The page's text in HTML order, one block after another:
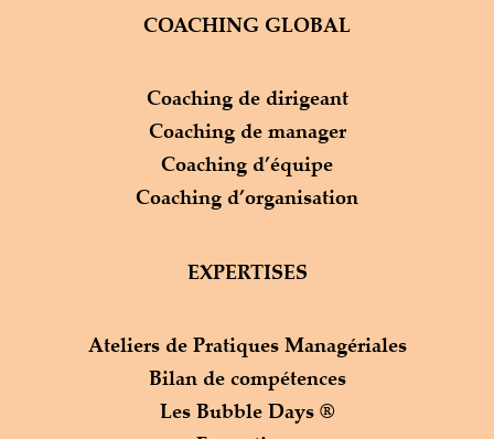
COACHING GLOBAL
Coaching de dirigeant
Coaching de manager
Coaching d’équipe
Coaching d’organisation
EXPERTISES
Ateliers de Pratiques Managériales
Bilan de compétences
Les Bubble Days ®